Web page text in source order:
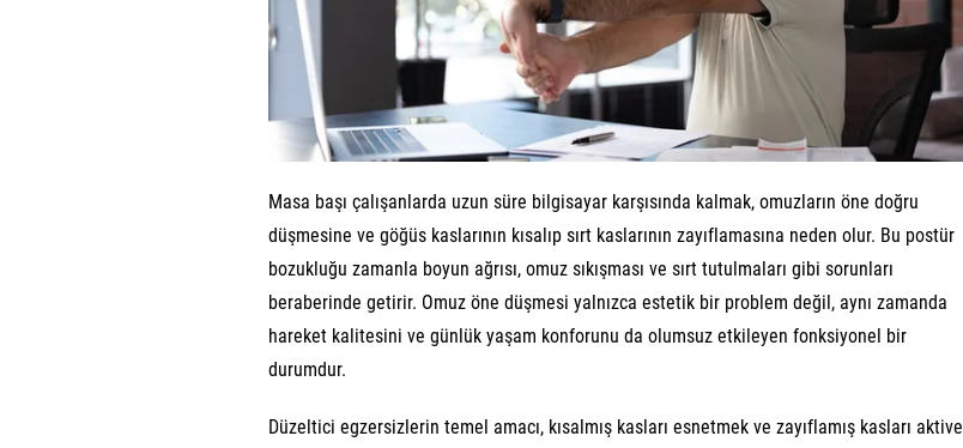
Masa başı çalışanlarda uzun süre bilgisayar karşısında kalmak, omuzların öne doğru
düşmesine ve göğüs kaslarının kısalıp sırt kaslarının zayıflamasına neden olur. Bu postür
bozukluğu zamanla boyun ağrısı, omuz sıkışması ve sırt tutulmaları gibi sorunları
beraberinde getirir. Omuz öne düşmesi yalnızca estetik bir problem değil, aynı zamanda
hareket kalitesini ve günlük yaşam konforunu da olumsuz etkileyen fonksiyonel bir
durumdur.
Düzeltici egzersizlerin temel amacı, kısalmış kasları esnetmek ve zayıflamış kasları aktive